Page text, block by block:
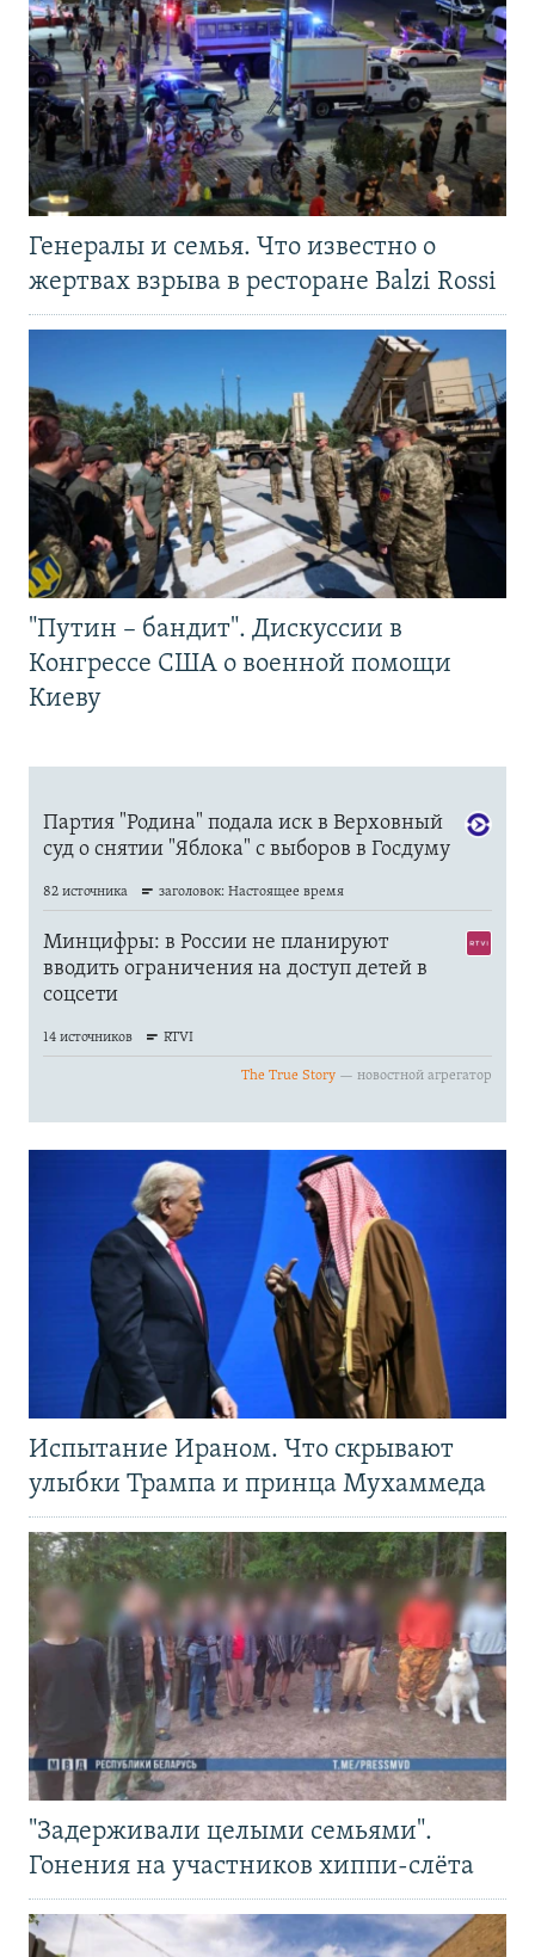
Генералы и семья. Что известно о
жертвах взрыва в ресторане Balzi Rossi
"Путин – бандит". Дискуссии в
Конгрессе США о военной помощи
Киеву
Испытание Ираном. Что скрывают
улыбки Трампа и принца Мухаммеда
"Задерживали целыми семьями".
Гонения на участников хиппи-слёта